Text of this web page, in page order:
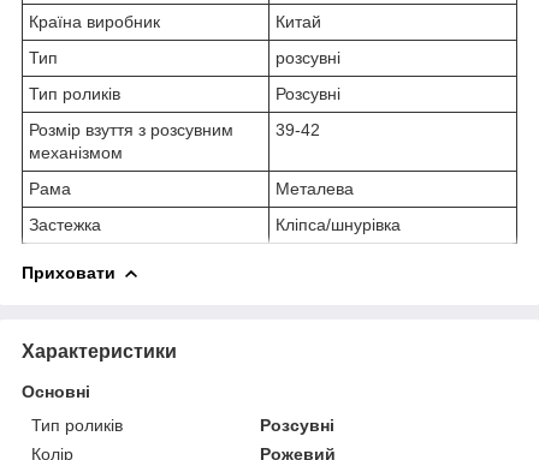
Країна виробник
Китай
Тип
розсувні
Тип роликів
Розсувні
Розмір взуття з розсувним
механізмом
39-42
Рама
Металева
Застежка
Кліпса/шнурівка
Приховати
Характеристики
Основні
Тип роликів
Розсувні
Колір
Рожевий